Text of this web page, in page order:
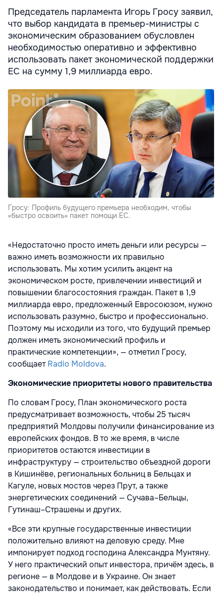
Председатель парламента Игорь Гросу заявил,
что выбор кандидата в премьер-министры с
экономическим образованием обусловлен
необходимостью оперативно и эффективно
использовать пакет экономической поддержки
ЕС на сумму 1,9 миллиарда евро.
Гросу: Профиль будущего премьера необходим, чтобы
«быстро освоить» пакет помощи ЕС.
«Недостаточно просто иметь деньги или ресурсы —
важно иметь возможности их правильно
использовать. Мы хотим усилить акцент на
экономическом росте, привлечении инвестиций и
повышении благосостояния граждан. Пакет в 1,9
миллиарда евро, предложенный Евросоюзом, нужно
использовать разумно, быстро и профессионально.
Поэтому мы исходили из того, что будущий премьер
должен иметь экономический профиль и
практические компетенции», — отметил Гросу,
сообщаетRadio Moldova.
Экономические приоритеты нового правительства
По словам Гросу, План экономического роста
предусматривает возможность, чтобы 25 тысяч
предприятий Молдовы получили финансирование из
европейских фондов. В то же время, в числе
приоритетов остаются инвестиции в
инфраструктуру — строительство объездной дороги
в Кишинёве, региональных больниц в Бельцах и
Кагуле, новых мостов через Прут, а также
энергетических соединений — Сучава–Бельцы,
Гутинаш–Страшены и других.
«Все эти крупные государственные инвестиции
положительно влияют на деловую среду. Мне
импонирует подход господина Александра Мунтяну.
У него практический опыт инвестора, причём здесь, в
регионе — в Молдове и в Украине. Он знает
законодательство и понимает, как действовать. Если